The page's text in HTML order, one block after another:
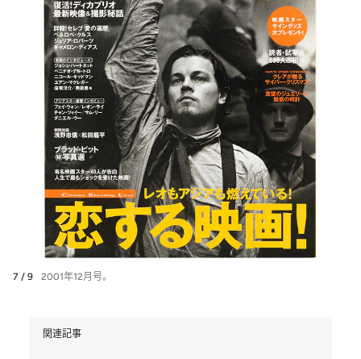
7 / 9 2001年12月号。
関連記事